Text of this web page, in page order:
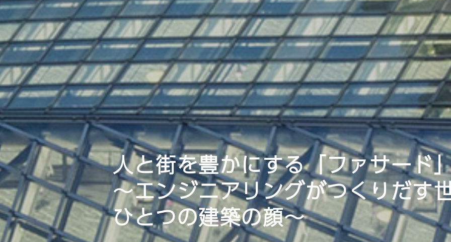
人と街を豊かにする「ファサード
～エンジニアリングがつくりだす
ひとつの建築の顔～